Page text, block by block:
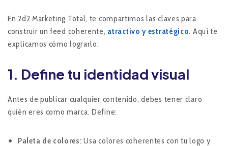
En 2d2 Marketing Total, te compartimos las claves para
construir un feed coherente, atractivo y estratégico. Aquí te
explicamos cómo lograrlo:
1. Define tu identidad visual
Antes de publicar cualquier contenido, debes tener claro
quién eres como marca. Define:
Paleta de colores: Usa colores coherentes con tu logo y